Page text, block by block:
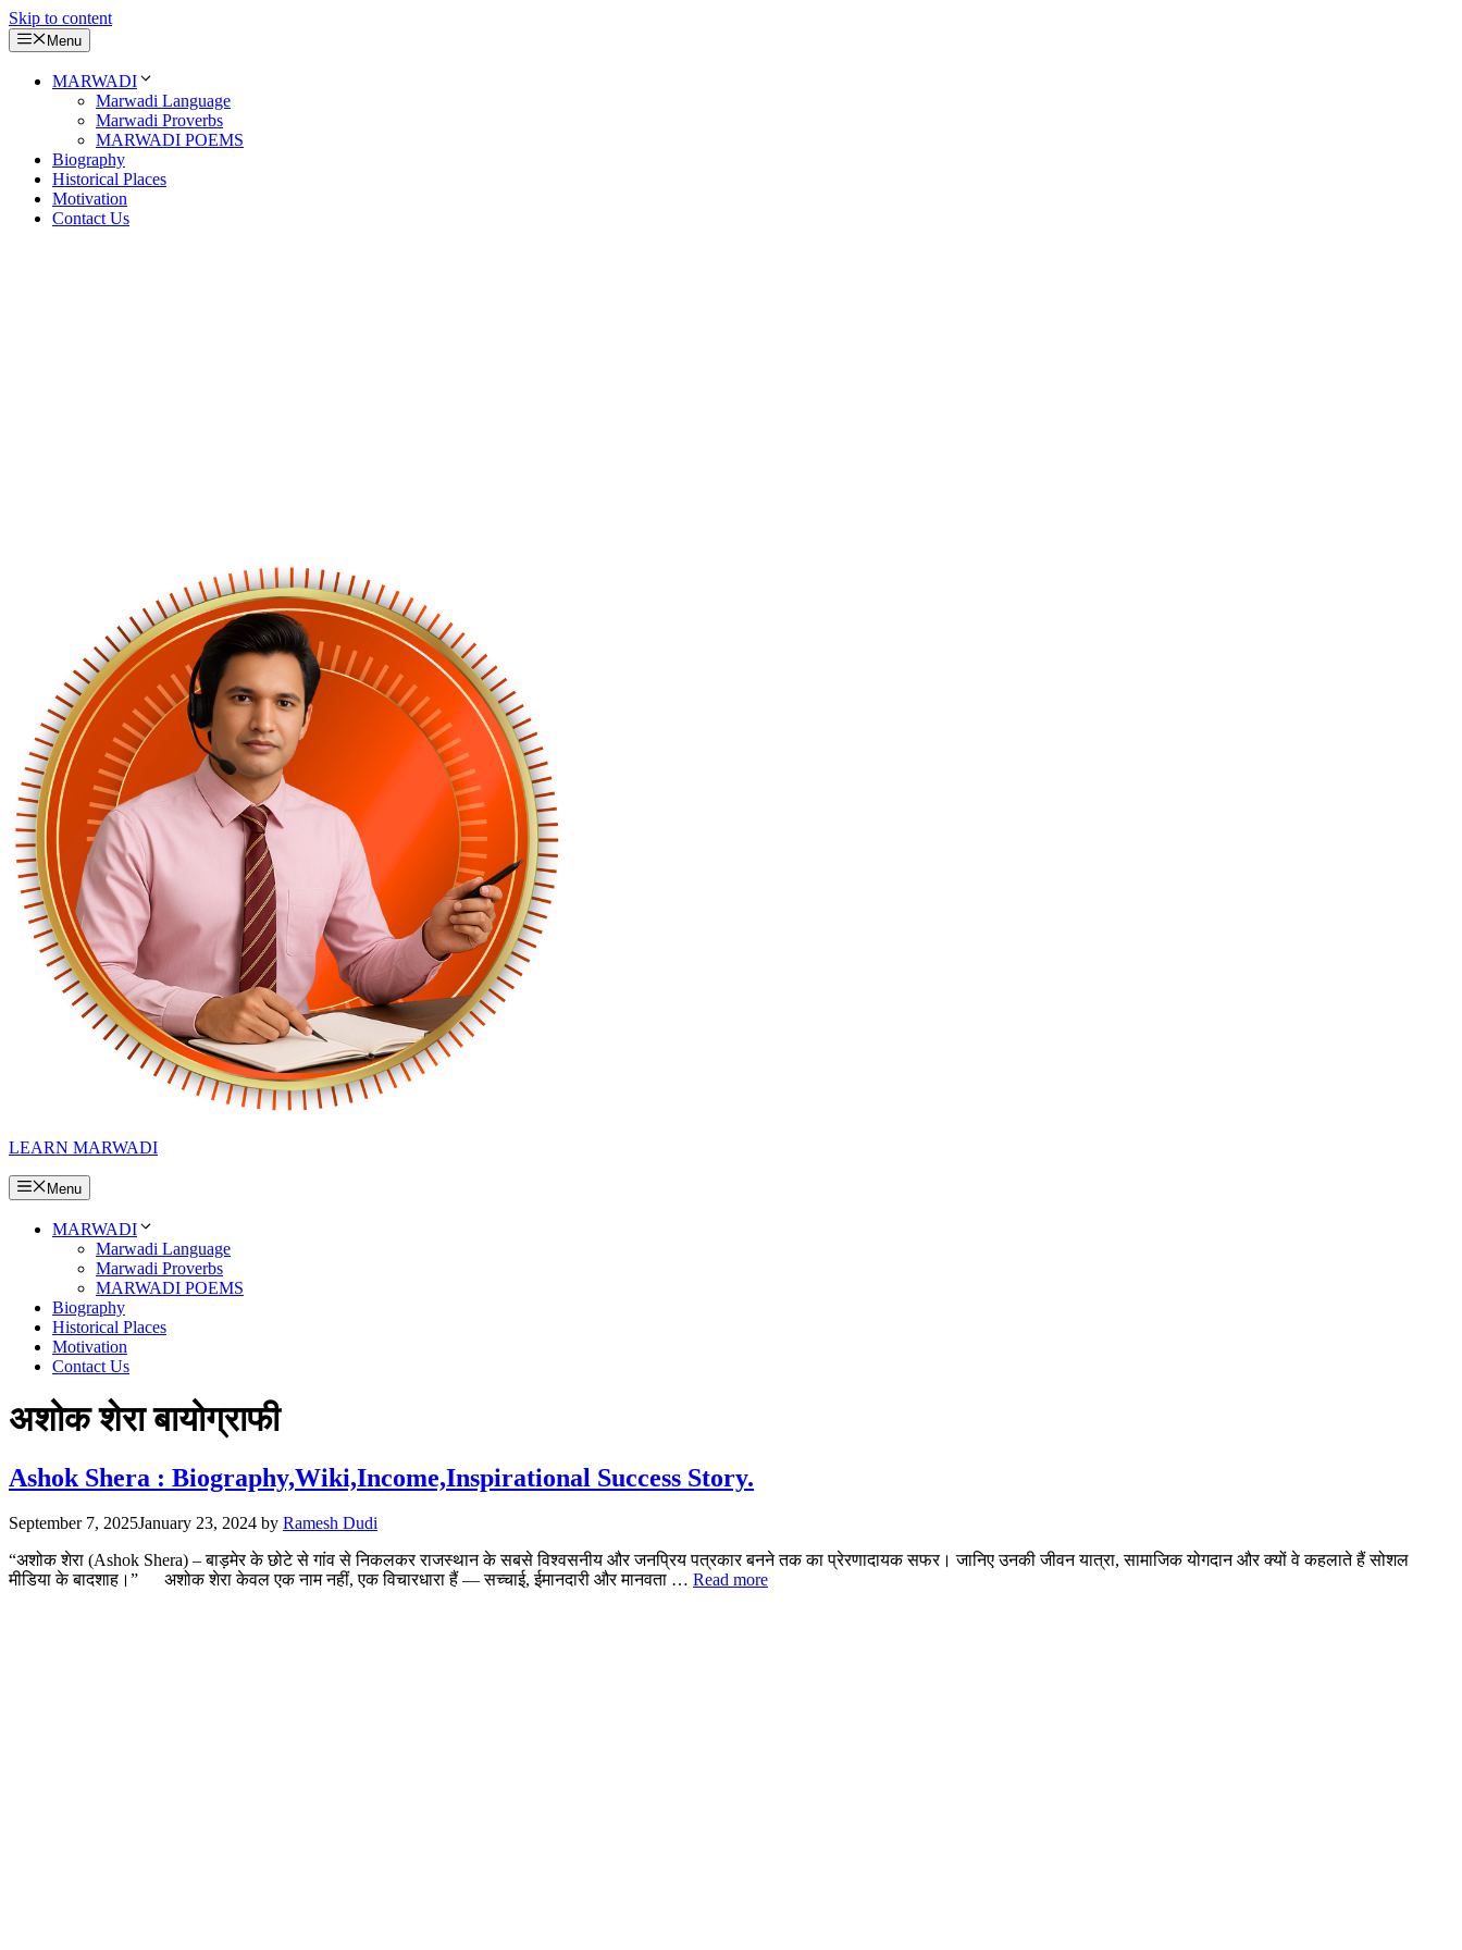
Skip to content
Menu
MARWADI
Marwadi Language
Marwadi Proverbs
MARWADI POEMS
Biography
Historical Places
Motivation
Contact Us
LEARN MARWADI
Menu
MARWADI
Marwadi Language
Marwadi Proverbs
MARWADI POEMS
Biography
Historical Places
Motivation
Contact Us
अशोक शेरा बायोग्राफी
Ashok Shera : Biography,Wiki,Income,Inspirational Success Story.
September 7, 2025January 23, 2024 by Ramesh Dudi
“अशोक शेरा (Ashok Shera) – बाड़मेर के छोटे से गांव से निकलकर राजस्थान के सबसे विश्वसनीय और जनप्रिय पत्रकार बनने तक का प्रेरणादायक सफर। जानिए उनकी जीवन यात्रा, सामाजिक योगदान और क्यों वे कहलाते हैं सोशल
मीडिया के बादशाह।” अशोक शेरा केवल एक नाम नहीं, एक विचारधारा हैं — सच्चाई, ईमानदारी और मानवता … Read more